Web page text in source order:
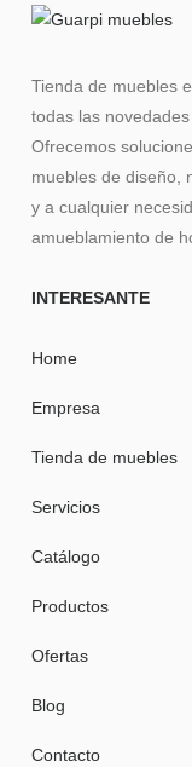
Tienda de muebles
todas las
Ofrecemos
muebles de diseño,
y a cualquier
amueblamiento de
INTERESANTE
Home
Empresa
Tienda de muebles
Servicios
Catálogo
Productos
Ofertas
Blog
Contacto